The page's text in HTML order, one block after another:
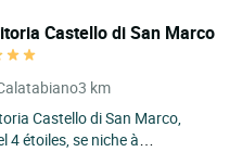
Castello di San Marco
3 km
Castello di San Marco,
4 étoiles, se niche à